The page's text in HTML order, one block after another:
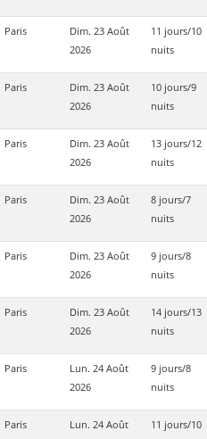
Paris
Dim. 23 Août
2026
11 jours/10
nuits
Paris
Dim. 23 Août
2026
10 jours/9
nuits
Paris
Dim. 23 Août
2026
13 jours/12
nuits
Paris
Dim. 23 Août
2026
8 jours/7
nuits
Paris
Dim. 23 Août
2026
9 jours/8
nuits
Paris
Dim. 23 Août
2026
14 jours/13
nuits
Paris
Lun. 24 Août
2026
9 jours/8
nuits
Paris
Lun. 24 Août
11 jours/10